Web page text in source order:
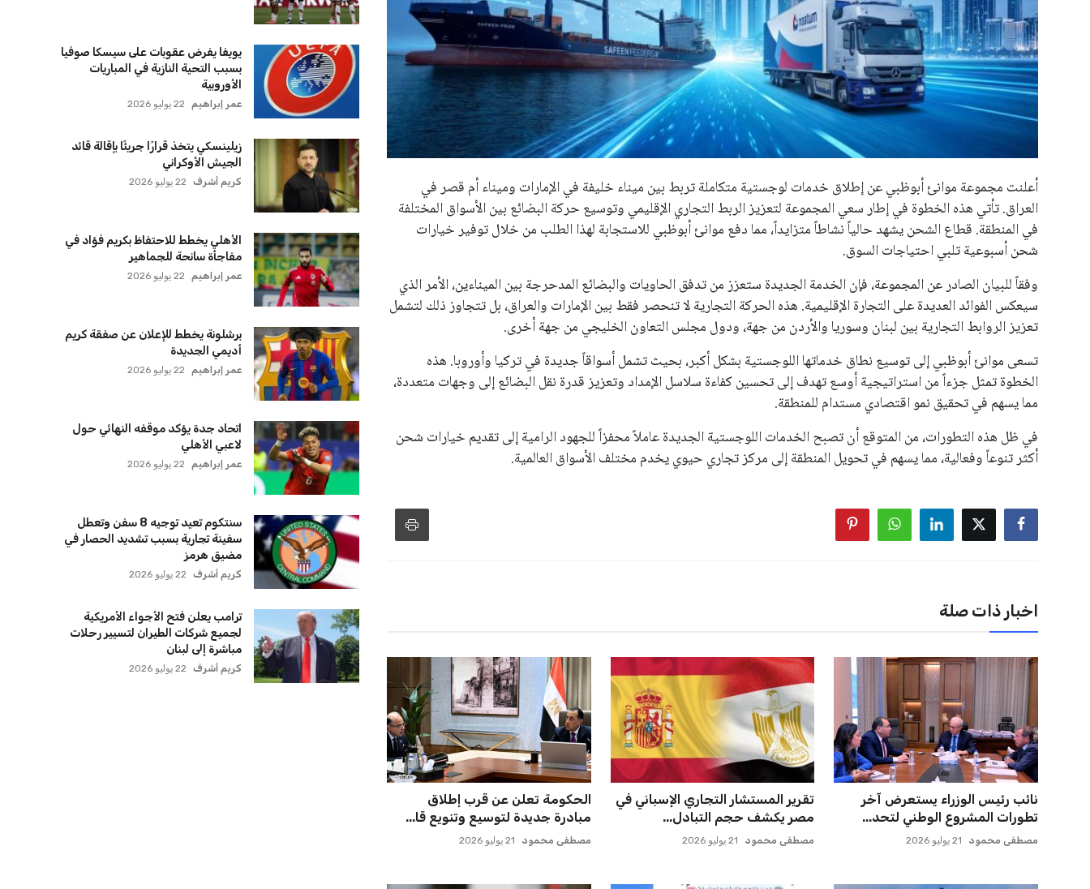
أعلنت مجموعة موانئ أبوظبي عن إطلاق خدمات لوجستية متكاملة تربط بين ميناء خليفة في الإمارات وميناء أم قصر في
العراق. تأتي هذه الخطوة في إطار سعي المجموعة لتعزيز الربط التجاري الإقليمي وتوسيع حركة البضائع بين الأسواق المختلفة
في المنطقة. قطاع الشحن يشهد حالياً نشاطاً متزايداً، مما دفع موانئ أبوظبي للاستجابة لهذا الطلب من خلال توفير خيارات
شحن أسبوعية تلبي احتياجات السوق.
وفقاً للبيان الصادر عن المجموعة، فإن الخدمة الجديدة ستعزز من تدفق الحاويات والبضائع المدحرجة بين الميناءين، الأمر الذي
سيعكس الفوائد العديدة على التجارة الإقليمية. هذه الحركة التجارية لا تنحصر فقط بين الإمارات والعراق، بل تتجاوز ذلك لتشمل
تعزيز الروابط التجارية بين لبنان وسوريا والأردن من جهة، ودول مجلس التعاون الخليجي من جهة أخرى.
تسعى موانئ أبوظبي إلى توسيع نطاق خدماتها اللوجستية بشكل أكبر، بحيث تشمل أسواقاً جديدة في تركيا وأوروبا. هذه
الخطوة تمثل جزءاً من استراتيجية أوسع تهدف إلى تحسين كفاءة سلاسل الإمداد وتعزيز قدرة نقل البضائع إلى وجهات متعددة،
مما يسهم في تحقيق نمو اقتصادي مستدام للمنطقة.
في ظل هذه التطورات، من المتوقع أن تصبح الخدمات اللوجستية الجديدة عاملاً محفزاً للجهود الرامية إلى تقديم خيارات شحن
أكثر تنوعاً وفعالية، مما يسهم في تحويل المنطقة إلى مركز تجاري حيوي يخدم مختلف الأسواق العالمية.
اخبار ذات صلة
نائب رئيس الوزراء يستعرض آخر
تطورات المشروع الوطني لتحد...
مصطفى محمود 21 يوليو 2026
تقرير المستشار التجاري الإسباني في
مصر يكشف حجم التبادل...
مصطفى محمود 21 يوليو 2026
الحكومة تعلن عن قرب إطلاق
مبادرة جديدة لتوسيع وتنويع قا...
مصطفى محمود 21 يوليو 2026
يويفا يفرض عقوبات على سيسكا صوفيا
بسبب التحية النازية في المباريات
الأوروبية
عمر إبراهيم 22 يوليو 2026
زيلينسكي يتخذ قرارًا جريئًا بإقالة قائد
الجيش الأوكراني
كريم أشرف 22 يوليو 2026
الأهلي يخطط للاحتفاظ بكريم فؤاد في
مفاجأة سانحة للجماهير
عمر إبراهيم 22 يوليو 2026
برشلونة يخطط للإعلان عن صفقة كريم
أديمي الجديدة
عمر إبراهيم 22 يوليو 2026
اتحاد جدة يؤكد موقفه النهائي حول
لاعبي الأهلي
عمر إبراهيم 22 يوليو 2026
سنتكوم تعيد توجيه 8 سفن وتعطل
سفينة تجارية بسبب تشديد الحصار في
مضيق هرمز
كريم أشرف 22 يوليو 2026
ترامب يعلن فتح الأجواء الأمريكية
لجميع شركات الطيران لتسيير رحلات
مباشرة إلى لبنان
كريم أشرف 22 يوليو 2026